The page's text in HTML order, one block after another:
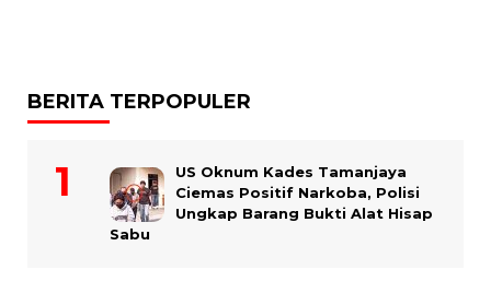
BERITA TERPOPULER
US Oknum Kades Tamanjaya
Ciemas Positif Narkoba, Polisi
Ungkap Barang Bukti Alat Hisap
Sabu